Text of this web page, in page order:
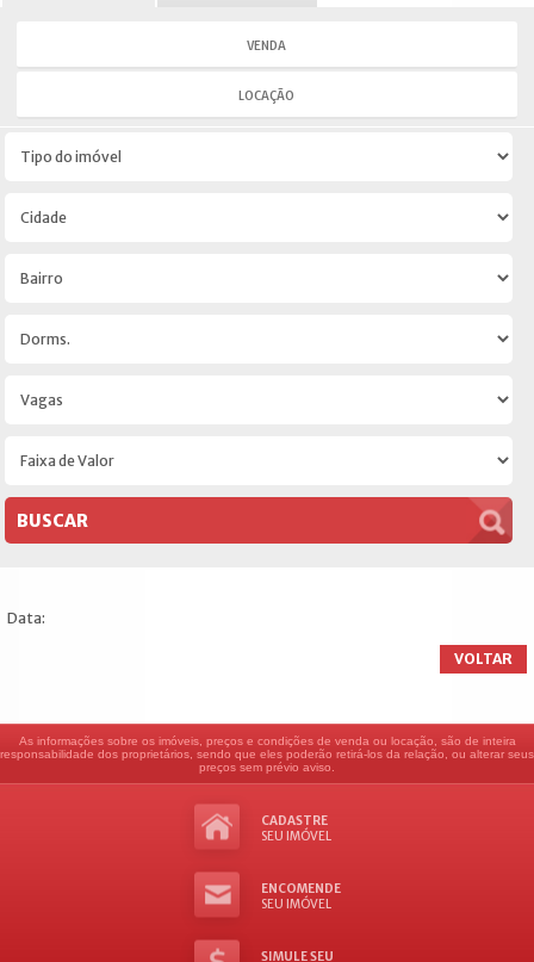
VENDA
LOCAÇÃO
Data:
VOLTAR
As informações sobre os imóveis, preços e condições de venda ou locação, são de inteira
responsabilidade dos proprietários, sendo que eles poderão retirá-los da relação, ou alterar seus
preços sem prévio aviso.
CADASTRE
SEU IMÓVEL
ENCOMENDE
SEU IMÓVEL
SIMULE SEU